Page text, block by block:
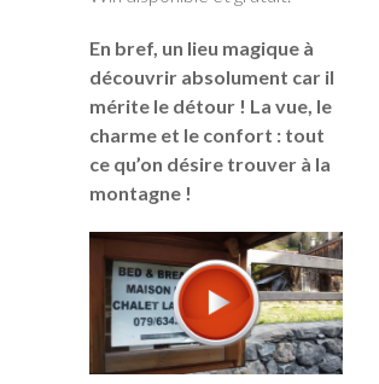
En bref, un lieu magique à
découvrir absolument car il
mérite le détour ! La vue, le
charme et le confort : tout
ce qu’on désire trouver à la
montagne !